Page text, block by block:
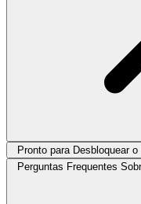
Pronto para Desbloquear
Perguntas Frequentes